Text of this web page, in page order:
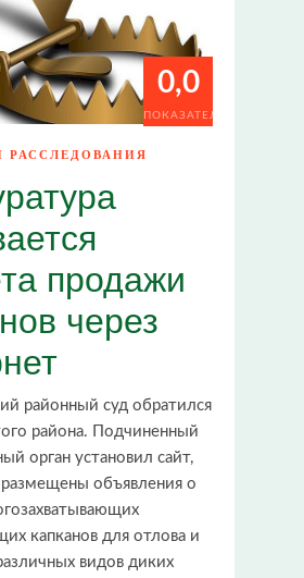
0,0
ПОКАЗАТЕЛИ
РАССЛЕДОВАНИЯ
продажи
через
районный суд обратился
района. Подчиненный
орган установил сайт,
объявления о
капканов для отлова и
видов диких